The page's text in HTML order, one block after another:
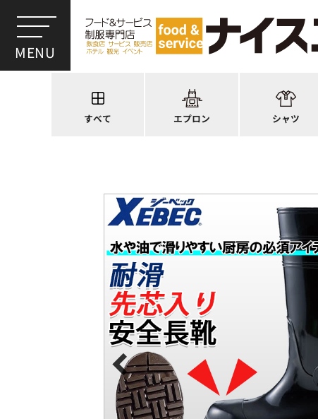
すべて エプロン
ワンショルダー
前後合わせ
ラップエプロン
シャツ
ウイングカラー
オープンカラー
ポロシャツ
和風シャツ(Asian)